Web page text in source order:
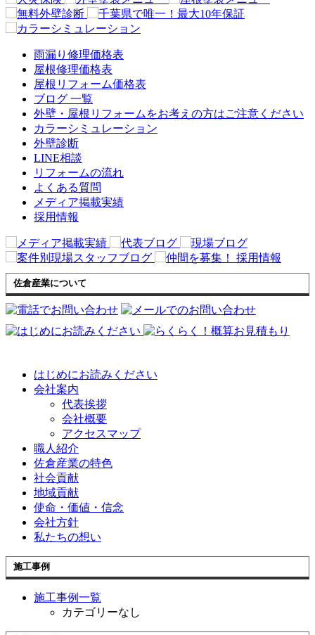
雨漏り修理価格表
屋根修理価格表
屋根リフォーム価格表
ブログ 一覧
外壁・屋根リフォームをお考えの方はご注意ください
カラーシミュレーション
外壁診断
LINE相談
リフォームの流れ
よくある質問
メディア掲載実績
採用情報
佐倉産業について
はじめにお読みください
会社案内
代表挨拶
会社概要
アクセスマップ
職人紹介
佐倉産業の特色
社会貢献
地域貢献
使命・価値・信念
会社方針
私たちの想い
施工事例
施工事例一覧
カテゴリーなし